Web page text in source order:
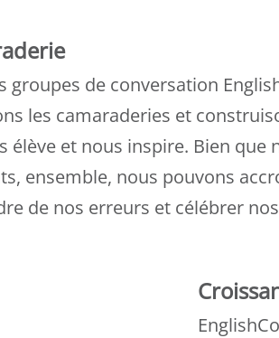
groupes de conversation
les camaraderies et
élève et nous inspire. Bien que
ensemble, nous pouvons
de nos erreurs et célébrer